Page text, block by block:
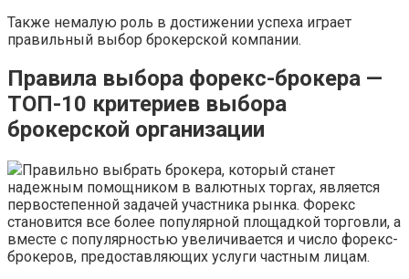
Также немалую роль в достижении успеха играет
правильный выбор брокерской компании.
Правила выбора форекс-брокера —
ТОП-10 критериев выбора
брокерской организации
Правильно выбрать брокера, который станет
надежным помощником в валютных торгах, является
первостепенной задачей участника рынка. Форекс
становится все более популярной площадкой торговли, а
вместе с популярностью увеличивается и число форекс-
брокеров, предоставляющих услуги частным лицам.